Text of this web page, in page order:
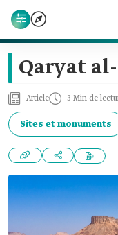
Qaryat
Article 3 Min de
Sites et monuments